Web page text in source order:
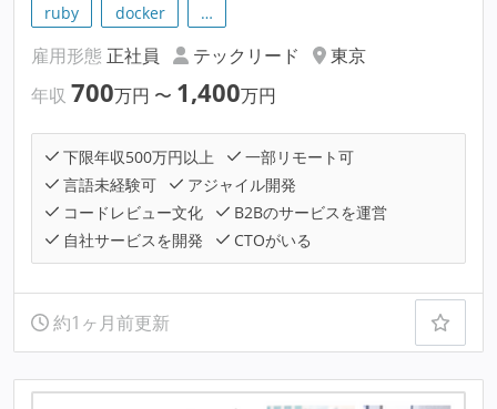
ruby
docker …
雇用形態 正社員 テックリード
東京
年収 700万円 〜 1,400万円
下限年収500万円以上
一部リモート可
言語未経験可
アジャイル開発
コードレビュー文化
B2Bのサービスを運営
自社サービスを開発
CTOがいる
約1ヶ月前更新